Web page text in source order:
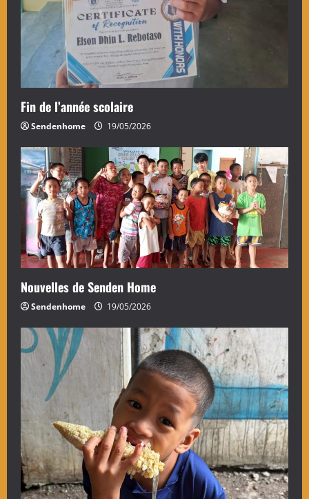
Fin de l’année scolaire
Sendenhome 19/05/2026
Nouvelles de Senden Home
Sendenhome 19/05/2026